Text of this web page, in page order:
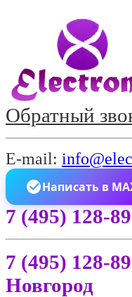
Обратный
E-mail:
Написать в
7 (495) 128-
7 (495) 128-
Новгород